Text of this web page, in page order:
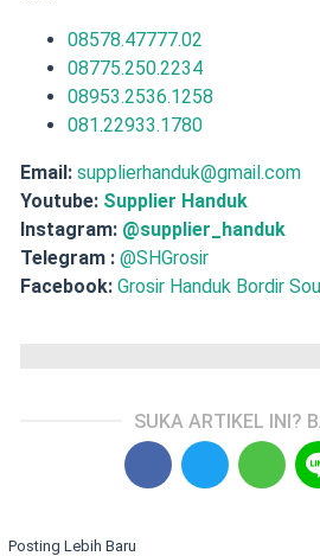
08578.47777.02
08775.250.2234
08953.2536.1258
081.22933.1780
Email: supplierhanduk@gmail.com
Youtube: Supplier Handuk
Instagram: @supplier_handuk
Telegram : @SHGrosir
Facebook: Grosir Handuk Bordir
SUKA ARTIKEL INI?
Posting Lebih Baru